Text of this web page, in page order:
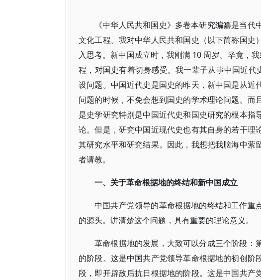
《中华人民共和国史》多卷本研究编纂是当
文化工程。我对中华人民共和国史（以下简称国
入思考。新中国成立时，我刚满 10 周岁。毕竟，
程，对国史有着切身感受。我一辈子从事中国近代
设问题。中国近代史是国史的昨天，新中国是从
问题的时候，不免会想到国史的学术理论问题。
是史学研究特别是中国近代史和国史研究的根本
论。但是，研究中国近现代史也有其自身的若干
其研究水平和研究结果。因此，我想把我脑海中
者请教。
一、关于革命根据地的终结和新中国成立
中国共产党领导的革命根据地的终结和工作
的源头。讲清楚这个问题，具有重要的理论意义。
革命根据地的发展，大致可以分成三个阶段
的阶段。这是中国共产党领导革命根据地的初创
段，即开辟敌后抗日根据地的阶段。这是中国共产